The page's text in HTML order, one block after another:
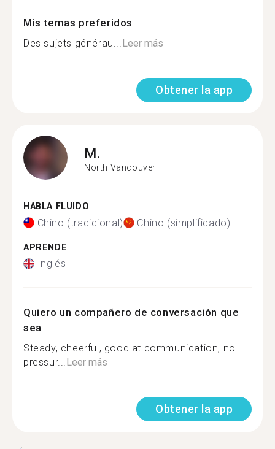
Mis temas preferidos
Des sujets générau...Leer más
Obtener la app
M.
North Vancouver
HABLA FLUIDO
Chino (tradicional) Chino (simplificado)
APRENDE
Inglés
Quiero un compañero de conversación que
sea
Steady, cheerful, good at communication, no
pressur...Leer más
Obtener la app